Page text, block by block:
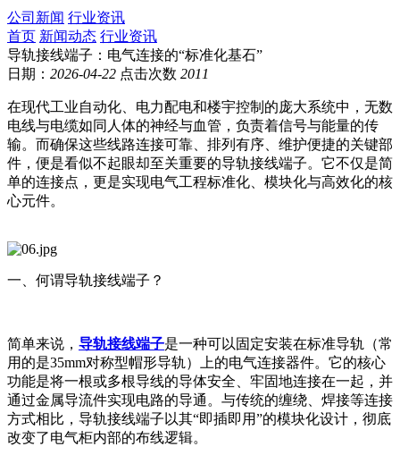
公司新闻 行业资讯
首页 新闻动态 行业资讯
导轨接线端子：电气连接的“标准化基石”
日期： 2026-04-22 点击次数 2011
在现代工业自动化、电力配电和楼宇控制的庞大系统中，无数
电线与电缆如同人体的神经与血管，负责着信号与能量的传
输。而确保这些线路连接可靠、排列有序、维护便捷的关键部
件，便是看似不起眼却至关重要的导轨接线端子。它不仅是简
单的连接点，更是实现电气工程标准化、模块化与高效化的核
心元件。
一、何谓导轨接线端子？
简单来说， 导轨接线端子是一种可以固定安装在标准导轨（常
用的是35mm对称型帽形导轨）上的电气连接器件。它的核心
功能是将一根或多根导线的导体安全、牢固地连接在一起，并
通过金属导流件实现电路的导通。与传统的缠绕、焊接等连接
方式相比，导轨接线端子以其“即插即用”的模块化设计，彻底
改变了电气柜内部的布线逻辑。